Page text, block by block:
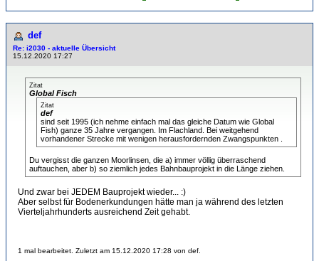
def
Re: i2030 - aktuelle Übersicht
15.12.2020 17:27
Zitat
Global Fisch
Zitat
def
sind seit 1995 (ich nehme einfach mal das gleiche Datum wie Global
Fish) ganze 35 Jahre vergangen. Im Flachland. Bei weitgehend
vorhandener Strecke mit wenigen herausfordernden Zwangspunkten .
Du vergisst die ganzen Moorlinsen, die a) immer völlig überraschend
auftauchen, aber b) so ziemlich jedes Bahnbauprojekt in die Länge ziehen.
Und zwar bei JEDEM Bauprojekt wieder... :)
Aber selbst für Bodenerkundungen hätte man ja während des letzten
Vierteljahrhunderts ausreichend Zeit gehabt.
1 mal bearbeitet. Zuletzt am 15.12.2020 17:28 von def.